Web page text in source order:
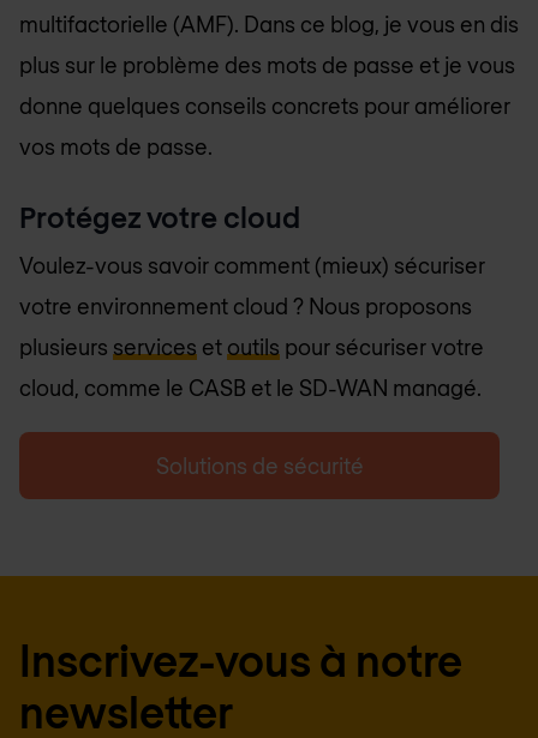
multifactorielle (AMF). Dans ce blog, je vous en dis
plus sur le problème des mots de passe et je vous
donne quelques conseils concrets pour améliorer
vos mots de passe.
Protégez votre cloud
Voulez-vous savoir comment (mieux) sécuriser
votre environnement cloud ? Nous proposons
plusieurs services et outils pour sécuriser votre
cloud, comme le CASB et le SD-WAN managé.
Solutions de sécurité
Inscrivez-vous à notre
newsletter